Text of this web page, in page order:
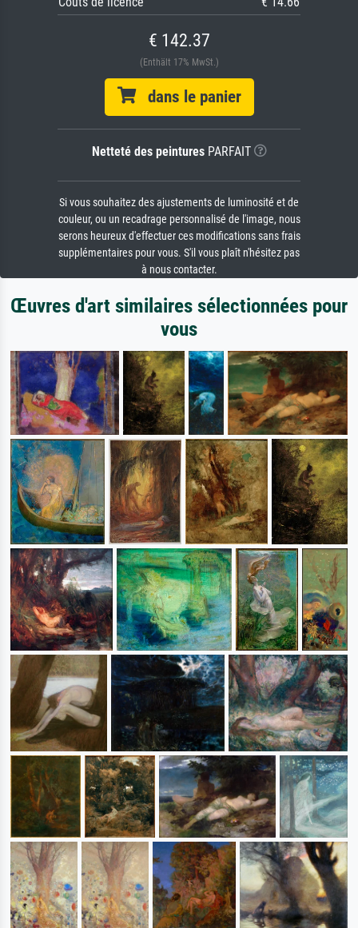
€ 142.37
(Enthält 17% MwSt.)
dans le panier
Netteté des peinturesPARFAIT
Si vous souhaitez des ajustements de luminosité et de
couleur, ou un recadrage personnalisé de l'image, nous
serons heureux d'effectuer ces modifications sans frais
supplémentaires pour vous. S'il vous plaît n'hésitez pas
à nous contacter.
Œuvres d'art similaires sélectionnées pour
vous